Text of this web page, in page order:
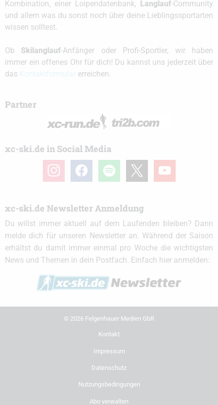
Kombination, einer Loipendatenbank, Langlauf-Community
und allem was du sonst noch über deine Lieblingssportarten
wissen solltest.
Ob Skilanglauf-Anfänger oder Profi-Sportler, wir haben
immer ein offenes Ohr für dich! Du kannst uns jederzeit über
das
erreichen.
Partner
xc-ski.de in Social Media
instagramfacebook spotify youtube
xc-ski.de Newsletter Anmeldung
Du willst immer aktuell auf dem Laufenden bleiben? Dann
melde dich für unseren Newsletter an. Während der Saison
erhältst du damit immer einmal pro Woche die wichtigsten
News und Themen in dein Postfach. Einfach hier anmelden:
© 2026 Felgenhauer Medien GbR
Kontakt
Impressum
Datenschutz
Nutzungsbedingungen
Abo verwalten